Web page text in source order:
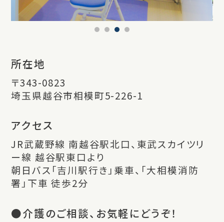
所在地
〒343-0823
埼玉県越谷市相模町5-226-1
アクセス
JR武蔵野線 南越谷駅北口、東武スカイツリ
ー線 越谷駅東口より
朝日バス「吉川駅行き」乗車、「大相模消防
署」下車 徒歩2分
●介護のご相談、お気軽にどうぞ！